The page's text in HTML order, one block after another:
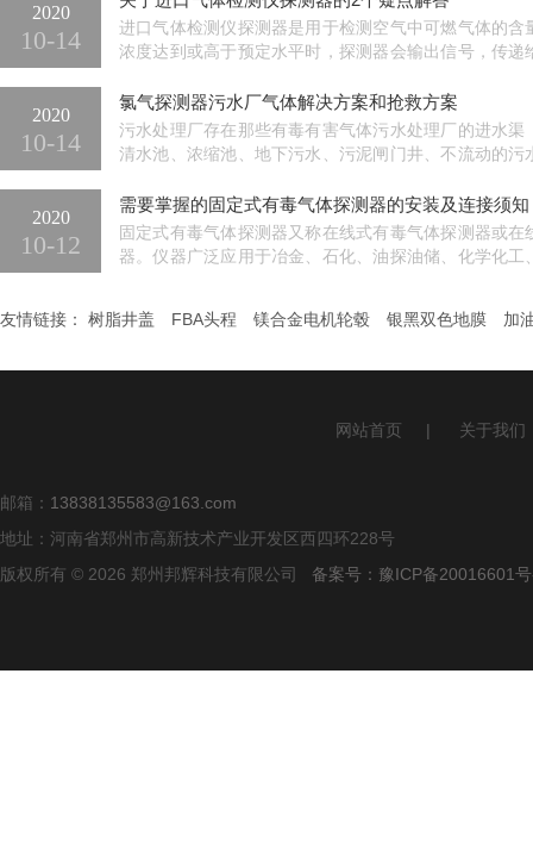
2020
10-14
进口气体检测仪探测器是用于检测空气中可燃气体的含
浓度达到或高于预定水平时，探测器会输出信号，传递
2020
10-14
氯气探测器污水厂气体解决方案和抢救方案
污水处理厂存在那些有毒有害气体污水处理厂的进水渠
清水池、浓缩池、地下污水、污泥闸门井、不流动的污
2020
10-12
需要掌握的固定式有毒气体探测器的安装及连接须
固定式有毒气体探测器又称在线式有毒气体探测器或在
器。仪器广泛应用于冶金、石化、油探油储、化学化工
友情链接： 树脂井盖 FBA头程 镁合金电机轮毂 银黑双色地膜 加
网站首页 | 关于我们
邮箱： 13838135583@163.com
地址：河南省郑州市高新技术产业开发区西四环228号
版权所有 © 2026 郑州邦辉科技有限公司 备案号：豫ICP备20016601